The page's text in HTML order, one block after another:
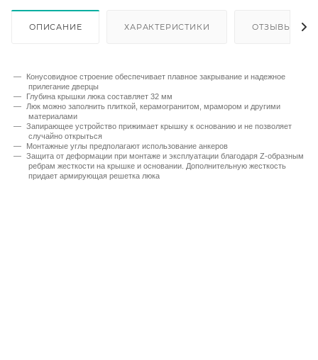
ОПИСАНИЕ ХАРАКТЕРИСТИКИ ОТЗЫВЫ
Конусовидное строение обеспечивает плавное закрывание и надежное
прилегание дверцы
Глубина крышки люка составляет 32 мм
Люк можно заполнить плиткой, керамогранитом, мрамором и другими
материалами
Запирающее устройство прижимает крышку к основанию и не позволяет
случайно открыться
Монтажные углы предполагают использование анкеров
Защита от деформации при монтаже и эксплуатации благодаря Z-образным
ребрам жесткости на крышке и основании. Дополнительную жесткость
придает армирующая решетка люка